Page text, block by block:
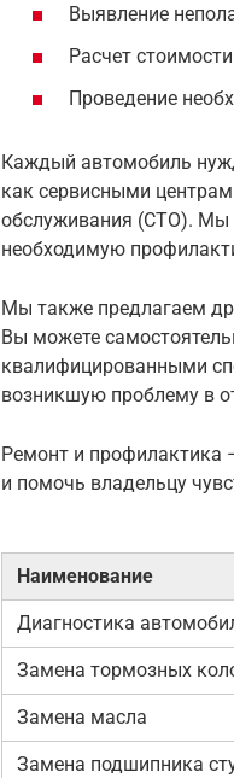
Выявление
Расчет
Проведение
Каждый автомобиль
как сервисными
обслуживания (СТО). Мы
необходимую
Мы также предлагаем
Вы можете
квалифицированными
возникшую проблему в
Ремонт и профилактика
и помочь владельцу
Наименование
Диагностика
Замена тормозных
Замена масла
Замена подшипника